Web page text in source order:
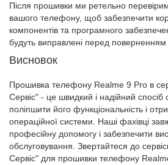
Після прошивки ми ретельно
вашого телефону, щоб забезпечити
компонентів та програмного
будуть виправлені перед
Висновок
Прошивка телефону Realme 9 Pro в
Сервіс" - це швидкий і надійний спосіб
поліпшити його функціональність і
операційної системи. Наші фахівці
професійну допомогу і забезпечити
обслуговування. Звертайтеся до
Сервіс" для прошивки телефону